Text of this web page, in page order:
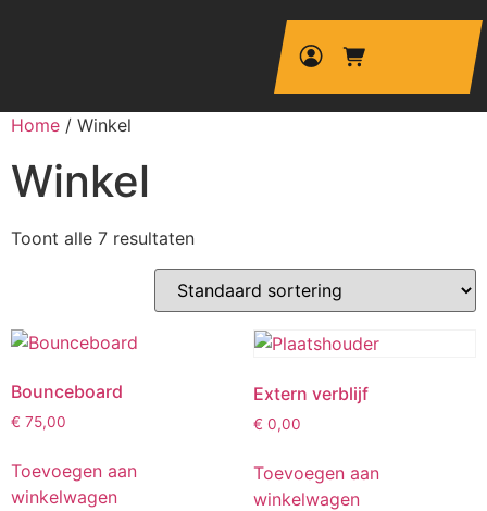
Home / Winkel
Winkel
Toont alle 7 resultaten
Bounceboard
€ 75,00
Toevoegen aan
winkelwagen
Extern verblijf
€ 0,00
Toevoegen aan
winkelwagen